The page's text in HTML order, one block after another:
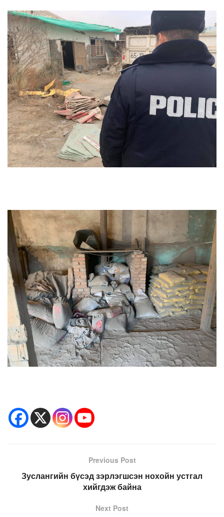
Previous Post
Зуслангийн бүсэд зэрлэгшсэн нохойн устгал
хийгдэж байна
Next Post